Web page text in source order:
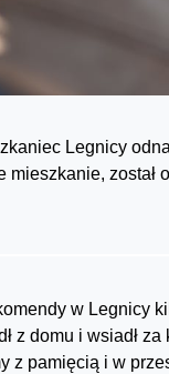
Legnicy
mieszkanie,
w Legnicy
z domu i wsiadł
z pamięcią i w